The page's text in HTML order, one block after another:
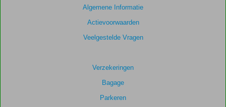
Algemene Informatie
Actievoorwaarden
Veelgestelde Vragen
Verzekeringen
Bagage
Parkeren